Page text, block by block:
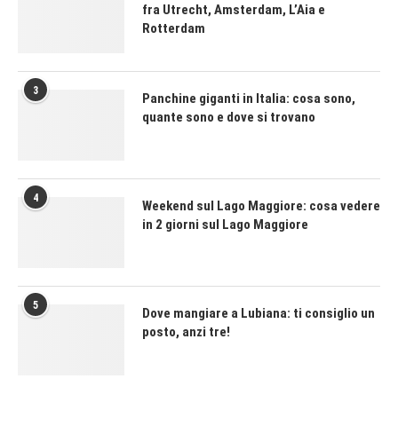
fra Utrecht, Amsterdam, L’Aia e
Rotterdam
3
Panchine giganti in Italia: cosa sono,
quante sono e dove si trovano
4
Weekend sul Lago Maggiore: cosa vedere
in 2 giorni sul Lago Maggiore
5
Dove mangiare a Lubiana: ti consiglio un
posto, anzi tre!